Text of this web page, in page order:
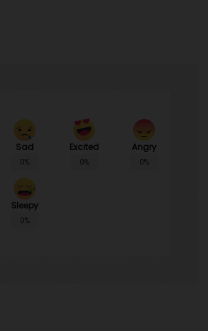
Sad
0%
Excited
0%
Angry
0%
Sleepy
0%